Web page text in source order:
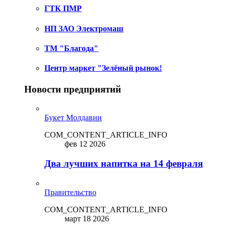
ГТК ПМР
НП ЗАО Электромаш
ТМ "Благода"
Центр маркет "Зелёный рынок!
Новости предприятий
Букет Молдавии
COM_CONTENT_ARTICLE_INFO
фев 12 2026
Два лучших напитка на 14 февраля
Правительство
COM_CONTENT_ARTICLE_INFO
март 18 2026